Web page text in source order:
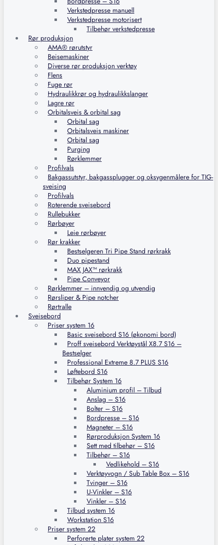
Verkstedpresse manuell
Verkstedpresse motorisert
Tilbehør verkstedpresse
Rør produksjon
AMA® rørutstyr
Beisemaskiner
Diverse rør produksjon verktøy
Flens
Fuge rør
Hydraulikkrør og hydraulikkslanger
Lagre rør
Orbitalsveis & orbital sag
Orbital sag
Orbitalsveis maskiner
Orbital sag
Purging
Rørklemmer
Profilvals
Bakgassutstyr, bakgassplugger og oksygenmålere for TIG-
sveising
Profilvals
Roterende sveisebord
Rullebukker
Rørbøyer
Leie rørbøyer
Rør krakker
Bestselgeren Tri Pipe Stand rørkrakk
Duo pipestand
MAX JAX™ rørkrakk
Pipe Conveyor
Rørklemmer – innvendig og utvendig
Rørsliper & Pipe notcher
Rørtralle
Sveisebord
Priser system 16
Basic sveisebord S16 (økonomi bord)
Proff sveisebord Verktøystål X8.7 S16 –
Bestselger
Professional Extreme 8.7 PLUS S16
Løftebord S16
Tilbehør System 16
Aluminium profil – Tilbud
Anslag – S16
Bolter – S16
Bordpresse – S16
Magneter – S16
Rørproduksjon System 16
Sett med tilbehør – S16
Tilbehør – S16
Vedlikehold – S16
Verktøyvogn / Sub Table Box – S16
Tvinger – S16
U-Vinkler – S16
Vinkler – S16
Tilbud system 16
Workstation S16
Priser system 22
Perforerte plater system 22